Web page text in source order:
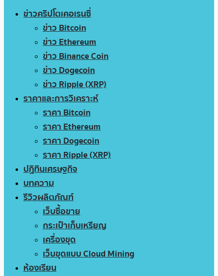
ข่าวคริปโตเคอเรนซี่
ข่าว Bitcoin
ข่าว Ethereum
ข่าว Binance Coin
ข่าว Dogecoin
ข่าว Ripple (XRP)
ราคาและการวิเคราะห์
ราคา Bitcoin
ราคา Ethereum
ราคา Dogecoin
ราคา Ripple (XRP)
ปฏิทินเศรษฐกิจ
บทความ
รีวิวผลิตภัณฑ์
เว็บซื้อขาย
กระเป๋าเก็บเหรียญ
เครื่องขุด
เว็บขุดแบบ Cloud Mining
ห้องเรียน